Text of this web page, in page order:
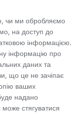
чи ми обробляємо
на доступ до
інформацією.
інформацію про
даних та
що це не зачіпає
ваших
надано
стягуватися